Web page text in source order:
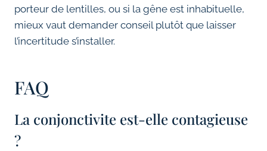
porteur de lentilles, ou si la gêne est inhabituelle,
mieux vaut demander conseil plutôt que laisser
l’incertitude s’installer.
FAQ
La conjonctivite est-elle contagieuse
?